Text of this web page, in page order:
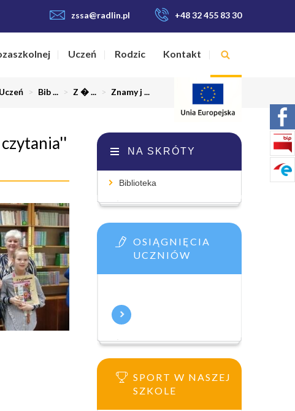
zssa@radlin.pl +48 32 455 83 30
Uczeń Rodzic Kontakt
Uczeń > Bib ... > Z � ... > Znamy j ...
NA SKRÓTY
Biblioteka
OSIĄGNIĘCIA
UCZNIÓW
SPORT W NASZEJ
SZKOLE